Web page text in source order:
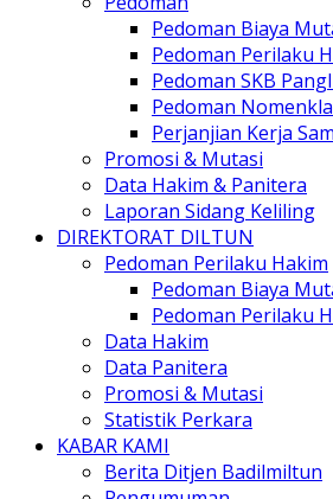
Pedoman Biaya
Pedoman Perilaku
Pedoman SKB
Pedoman
Perjanjian Kerja
Promosi & Mutasi
Data Hakim & Panitera
Laporan Sidang Keliling
DIREKTORAT DILTUN
Pedoman Perilaku Hakim
Pedoman Biaya
Pedoman Perilaku
Data Hakim
Data Panitera
Promosi & Mutasi
Statistik Perkara
KABAR KAMI
Berita Ditjen Badilmiltun